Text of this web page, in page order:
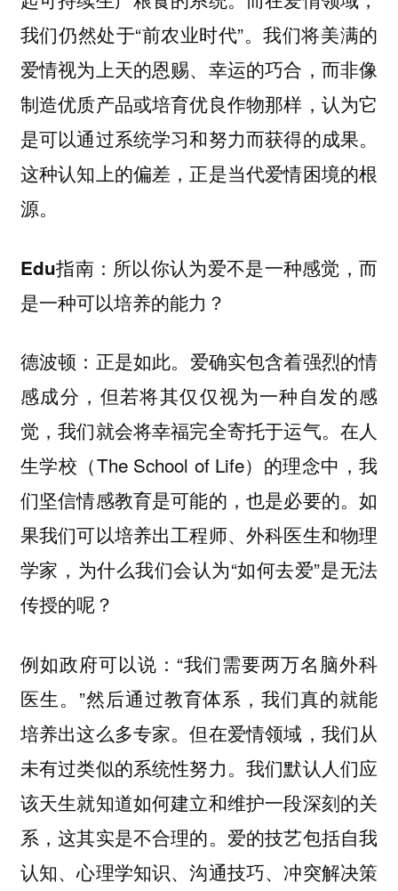
我们仍然处于“前农业时代”。我们将美满的
爱情视为上天的恩赐、幸运的巧合，而非像
制造优质产品或培育优良作物那样，认为它
是可以通过系统学习和努力而获得的成果。
这种认知上的偏差，正是当代爱情困境的根
源。
Edu指南： 所以你认为爱不是一种感觉，而
是一种可以培养的能力？
德波顿： 正是如此。爱确实包含着强烈的情
感成分，但若将其仅仅视为一种自发的感
觉，我们就会将幸福完全寄托于运气。在人
生学校（The School of Life）的理念中，我
们坚信情感教育是可能的，也是必要的。如
果我们可以培养出工程师、外科医生和物理
学家，为什么我们会认为“如何去爱”是无法
传授的呢？
例如政府可以说：“我们需要两万名脑外科
医生。”然后通过教育体系，我们真的就能
培养出这么多专家。但在爱情领域，我们从
未有过类似的系统性努力。我们默认人们应
该天生就知道如何建立和维护一段深刻的关
系，这其实是不合理的。爱的技艺包括自我
认知、心理学知识、沟通技巧、冲突解决策